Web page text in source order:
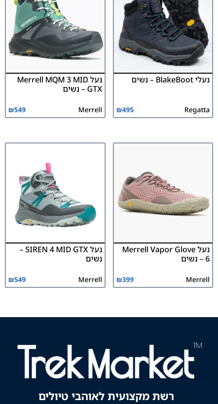
נעלי BlakeBoot – נשים
Regatta
₪495
נעל Merrell MQM 3 MID
GTX – נשים
Merrell
₪549
נעל Merrell Vapor Glove
6 – נשים
Merrell
₪399
נעל SIREN 4 MID GTX –
נשים
Merrell
₪549
רשת מקצועית לאוהבי טיולים